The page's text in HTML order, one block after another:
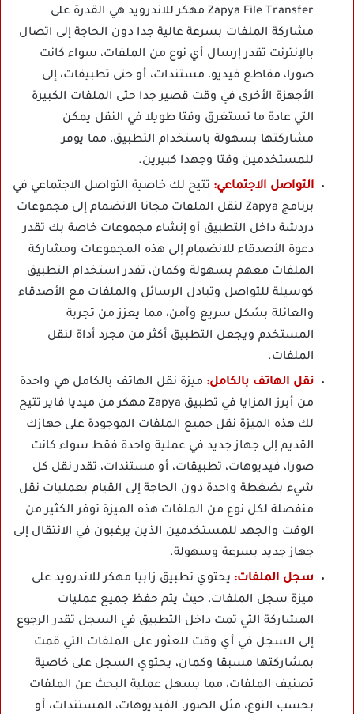
Zapya File Transfer مهكر للاندرويد هي القدرة على
مشاركة الملفات بسرعة عالية جدا دون الحاجة إلى اتصال
بالإنترنت تقدر إرسال أي نوع من الملفات، سواء كانت
صورا، مقاطع فيديو، مستندات، أو حتى تطبيقات، إلى
الأجهزة الأخرى في وقت قصير جدا حتى الملفات الكبيرة
التي عادة ما تستغرق وقتا طويلا في النقل يمكن
مشاركتها بسهولة باستخدام التطبيق، مما يوفر
للمستخدمين وقتا وجهدا كبيرين.
التواصل الاجتماعي: تتيح لك خاصية التواصل الاجتماعي في
برنامج Zapya لنقل الملفات مجانا الانضمام إلى مجموعات
دردشة داخل التطبيق أو إنشاء مجموعات خاصة بك تقدر
دعوة الأصدقاء للانضمام إلى هذه المجموعات ومشاركة
الملفات معهم بسهولة وكمان، تقدر استخدام التطبيق
كوسيلة للتواصل وتبادل الرسائل والملفات مع الأصدقاء
والعائلة بشكل سريع وآمن، مما يعزز من تجربة
المستخدم ويجعل التطبيق أكثر من مجرد أداة لنقل
الملفات.
نقل الهاتف بالكامل: ميزة نقل الهاتف بالكامل هي واحدة
من أبرز المزايا في تطبيق Zapya مهكر من ميديا فاير تتيح
لك هذه الميزة نقل جميع الملفات الموجودة على جهازك
القديم إلى جهاز جديد في عملية واحدة فقط سواء كانت
صورا، فيديوهات، تطبيقات، أو مستندات، تقدر نقل كل
شيء بضغطة واحدة دون الحاجة إلى القيام بعمليات نقل
منفصلة لكل نوع من الملفات هذه الميزة توفر الكثير من
الوقت والجهد للمستخدمين الذين يرغبون في الانتقال إلى
جهاز جديد بسرعة وسهولة.
سجل الملفات: يحتوي تطبيق زابيا مهكر للاندرويد على
ميزة سجل الملفات، حيث يتم حفظ جميع عمليات
المشاركة التي تمت داخل التطبيق في السجل تقدر الرجوع
إلى السجل في أي وقت للعثور على الملفات التي قمت
بمشاركتها مسبقا وكمان، يحتوي السجل على خاصية
تصنيف الملفات، مما يسهل عملية البحث عن الملفات
بحسب النوع، مثل الصور، الفيديوهات، المستندات، أو